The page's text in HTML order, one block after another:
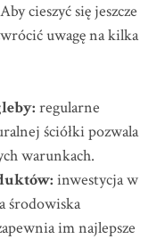
cieszyć się jeszcze
uwagę na kilka
regularne
ściółki pozwala
warunkach.
inwestycja w
środowiska
im najlepsze